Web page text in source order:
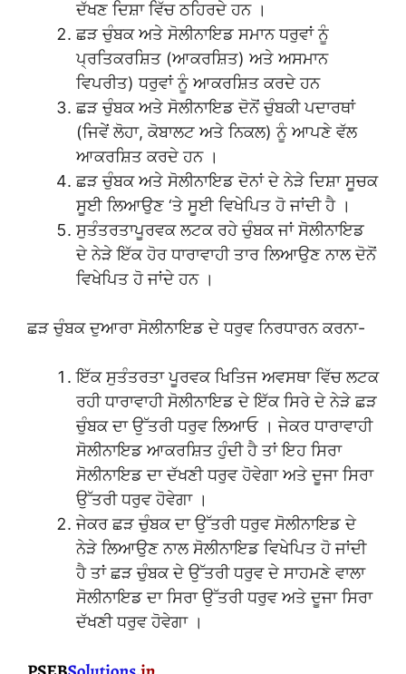
ਦੱਖਣ ਦਿਸ਼ਾ ਵਿੱਚ ਠਹਿਰਦੇ ਹਨ ।
ਛੜ ਚੁੰਬਕ ਅਤੇ ਸੋਲੀਨਾਇਡ ਸਮਾਨ ਧਰੁਵਾਂ ਨੂੰ
ਪ੍ਰਤਿਕਰਸ਼ਿਤ (ਆਕਰਸ਼ਿਤ) ਅਤੇ ਅਸਮਾਨ
ਵਿਪਰੀਤ) ਧਰੁਵਾਂ ਨੂੰ ਆਕਰਸ਼ਿਤ ਕਰਦੇ ਹਨ
ਛੜ ਚੁੰਬਕ ਅਤੇ ਸੋਲੀਨਾਇਡ ਦੋਨੋਂ ਚੁੰਬਕੀ ਪਦਾਰਥਾਂ
(ਜਿਵੇਂ ਲੋਹਾ, ਕੋਬਾਲਟ ਅਤੇ ਨਿਕਲ) ਨੂੰ ਆਪਣੇ ਵੱਲ
ਆਕਰਸ਼ਿਤ ਕਰਦੇ ਹਨ ।
ਛੜ ਚੁੰਬਕ ਅਤੇ ਸੋਲੀਨਾਇਡ ਦੋਨਾਂ ਦੇ ਨੇੜੇ ਦਿਸ਼ਾ ਸੂਚਕ
ਸੂਈ ਲਿਆਉਣ ‘ਤੇ ਸੂਈ ਵਿਖੇਪਿਤ ਹੋ ਜਾਂਦੀ ਹੈ ।
ਸੁਤੰਤਰਤਾਪੂਰਵਕ ਲਟਕ ਰਹੇ ਚੁੰਬਕ ਜਾਂ ਸੋਲੀਨਾਇਡ
ਦੇ ਨੇੜੇ ਇੱਕ ਹੋਰ ਧਾਰਾਵਾਹੀ ਤਾਰ ਲਿਆਉਣ ਨਾਲ ਦੋਨੋਂ
ਵਿਖੇਪਿਤ ਹੋ ਜਾਂਦੇ ਹਨ ।
ਛੜ ਚੁੰਬਕ ਦੁਆਰਾ ਸੋਲੀਨਾਇਡ ਦੇ ਧਰੁਵ ਨਿਰਧਾਰਨ ਕਰਨਾ-
ਇੱਕ ਸੁਤੰਤਰਤਾ ਪੂਰਵਕ ਖਿਤਿਜ ਅਵਸਥਾ ਵਿੱਚ ਲਟਕ
ਰਹੀ ਧਾਰਾਵਾਹੀ ਸੋਲੀਨਾਇਡ ਦੇ ਇੱਕ ਸਿਰੇ ਦੇ ਨੇੜੇ ਛੜ
ਚੁੰਬਕ ਦਾ ਉੱਤਰੀ ਧਰੁਵ ਲਿਆਓ । ਜੇਕਰ ਧਾਰਾਵਾਹੀ
ਸੋਲੀਨਾਇਡ ਆਕਰਸ਼ਿਤ ਹੁੰਦੀ ਹੈ ਤਾਂ ਇਹ ਸਿਰਾ
ਸੋਲੀਨਾਇਡ ਦਾ ਦੱਖਣੀ ਧਰੁਵ ਹੋਵੇਗਾ ਅਤੇ ਦੂਜਾ ਸਿਰਾ
ਉੱਤਰੀ ਧਰੁਵ ਹੋਵੇਗਾ ।
ਜੇਕਰ ਛੜ ਚੁੰਬਕ ਦਾ ਉੱਤਰੀ ਧਰੁਵ ਸੋਲੀਨਾਇਡ ਦੇ
ਨੇੜੇ ਲਿਆਉਣ ਨਾਲ ਸੋਲੀਨਾਇਡ ਵਿਖੇਪਿਤ ਹੋ ਜਾਂਦੀ
ਹੈ ਤਾਂ ਛੜ ਚੁੰਬਕ ਦੇ ਉੱਤਰੀ ਧਰੁਵ ਦੇ ਸਾਹਮਣੇ ਵਾਲਾ
ਸੋਲੀਨਾਇਡ ਦਾ ਸਿਰਾ ਉੱਤਰੀ ਧਰੁਵ ਅਤੇ ਦੂਜਾ ਸਿਰਾ
ਦੱਖਣੀ ਧਰੁਵ ਹੋਵੇਗਾ ।